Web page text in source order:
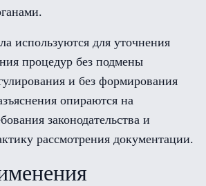
используются для уточнения
процедур без подмены
и без формирования
опираются на
законодательства и
рассмотрения документации.